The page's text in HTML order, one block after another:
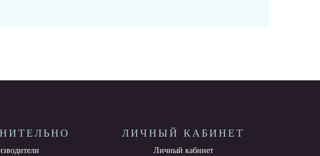
ЛИЧНЫЙ КАБИНЕТ
Личный кабинет